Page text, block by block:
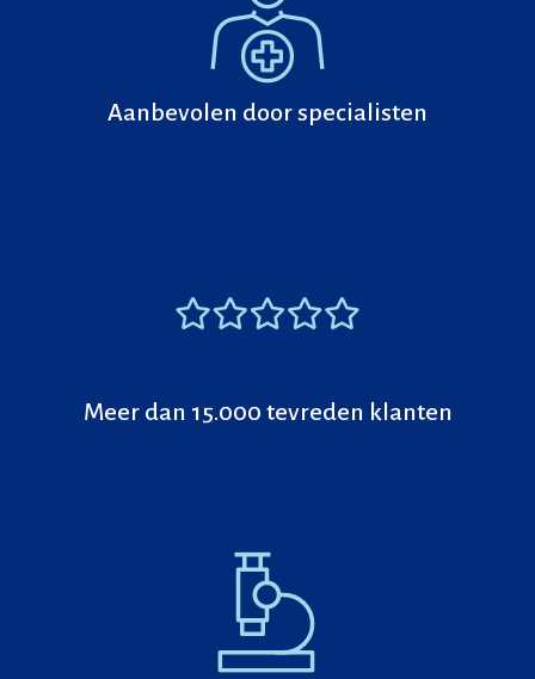
Aanbevolen door specialisten
Meer dan 15.000 tevreden klanten